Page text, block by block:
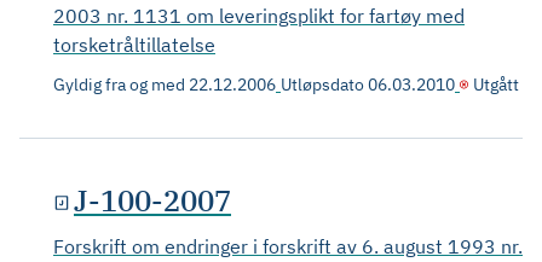
2003 nr. 1131 om leveringsplikt for fartøy med
torsketråltillatelse
Gyldig fra og med 22.12.2006 Utløpsdato06.03.2010 Utgått
J-100-2007
Forskrift om endringer i forskrift av 6. august 1993 nr.